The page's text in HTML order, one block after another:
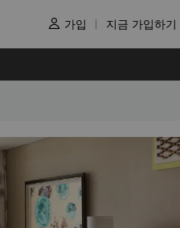
 가입 지금 가입하기